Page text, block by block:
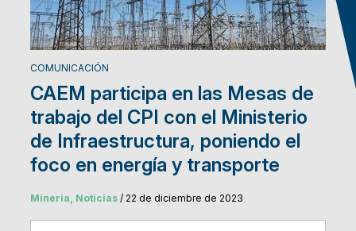
COMUNICACIÓN
CAEM participa en las Mesas de
trabajo del CPI con el Ministerio
de Infraestructura, poniendo el
foco en energía y transporte
Mineria, Noticias/ 22 de diciembre de 2023